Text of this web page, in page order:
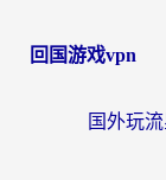
回国游戏vpn